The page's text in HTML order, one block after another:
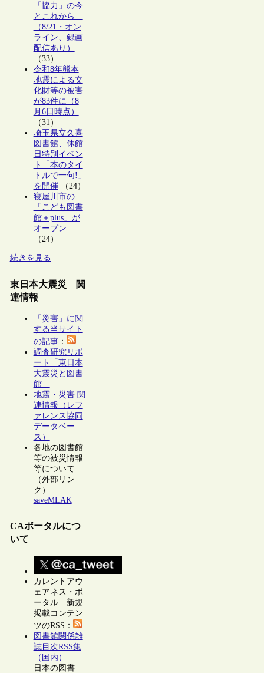
「協力」の今
とこれから」
（8/21・オン
ライン、録画
配信あり）
（33）
令和8年熊本
地震による文
化財等の被害
が83件に（8
月6日時点）
（31）
埼玉県立久喜
図書館、休館
日特別イベン
ト「本のタイ
トルで一句!」
を開催（24）
寝屋川市の
「こども図書
館＋plus」が
オープン
（24）
続きを見る
東日本大震災 関
連情報
「災害」に関
する当サイト
の記事：
調査研究リポ
ート「東日本
大震災と図書
館」
地震・災害 関
連情報（レフ
ァレンス協同
データベー
ス）
各地の図書館
等の被災情報
等について
（外部リン
ク）
saveMLAK
CAポータルにつ
いて
カレントアウ
ェアネス・ポ
ータル 新規
掲載コンテン
ツのRSS：
図書館関係雑
誌目次RSS集
（国内）
日本の図書